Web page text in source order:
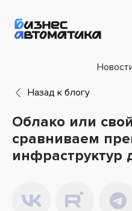
Назад к блогу
Облако или
сравниваем
инфраструктур